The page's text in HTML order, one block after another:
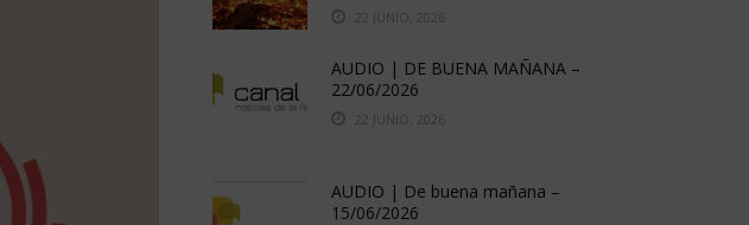
22 JUNIO, 2026
AUDIO | DE BUENA MAÑANA –
22/06/2026
22 JUNIO, 2026
AUDIO | De buena mañana –
15/06/2026